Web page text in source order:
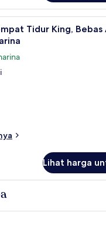
Suite
Tidur King, Bebas
Lihat harga
Historic Inns